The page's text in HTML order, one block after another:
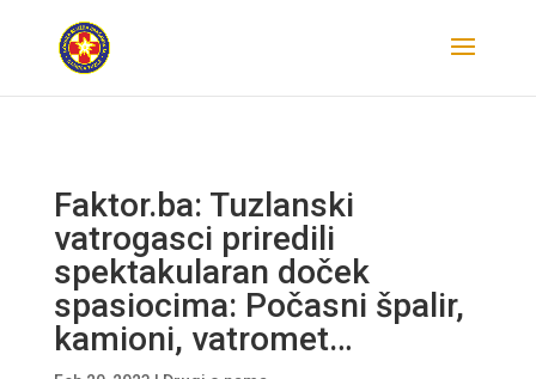
Faktor.ba: Tuzlanski
vatrogasci priredili
spektakularan doček
spasiocima: Počasni špalir,
kamioni, vatromet…